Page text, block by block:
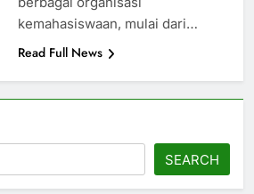
kemahasiswaan, mulai dari…
Read Full News
SEARCH